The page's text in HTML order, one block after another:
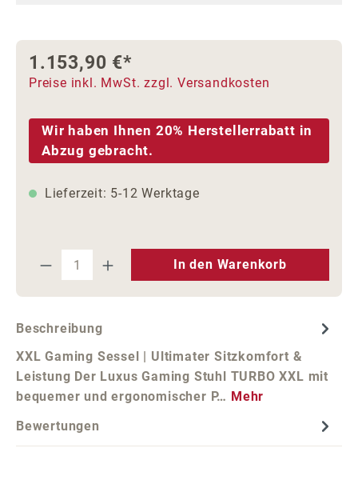
1.153,90 €*
Preise inkl. MwSt. zzgl. Versandkosten
Wir haben Ihnen 20% Herstellerrabatt in
Abzug gebracht.
Lieferzeit: 5-12 Werktage
Produkt Anzahl: Gib den
In den Warenkorb
Beschreibung
XXL Gaming Sessel | Ultimater Sitzkomfort &
Leistung Der Luxus Gaming Stuhl TURBO XXL mit
bequemer und ergonomischer P… Mehr
Bewertungen